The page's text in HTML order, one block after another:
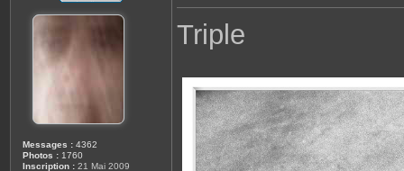
Messages : 4362
Photos : 1760
Inscription : 21 Mai 2009
e
Triple